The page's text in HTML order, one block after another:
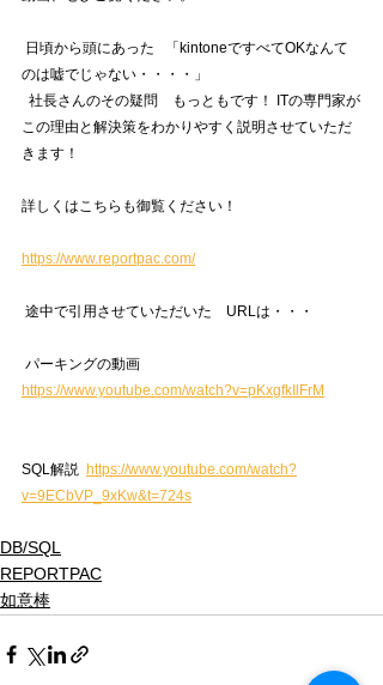
のは嘘でじゃない・・・・」
この理由と解決策をわかりやすく説明させていただ
きます！
詳しくはこちらも御覧ください！
https://www.reportpac.com/
途中で引用させていただいた　URLは・・・
パーキングの動画
https://www.youtube.com/watch?v=pKxgfkIlFrM
SQL解説 https://www.youtube.com/watch?
v=9ECbVP_9xKw&t=724s
DB/SQL
REPORTPAC
如意棒